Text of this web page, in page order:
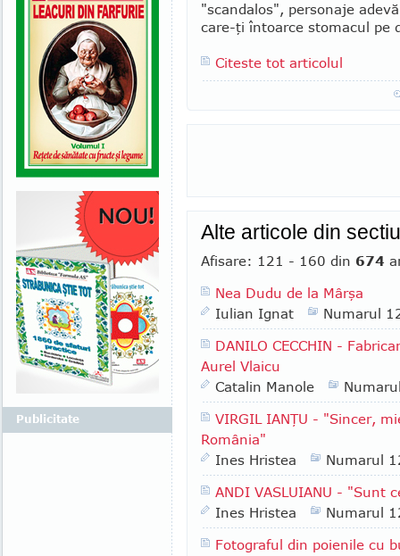
"scandalos", personaje
care-ţi întoarce stomacul pe
Citeste tot articolul
Alte articole din
Afisare: 121 - 160 din 674
Nea Dudu de la Mârşa
Iulian Ignat
Numarul
DANILO CECCHIN -
Aurel Vlaicu
Catalin Manole
VIRGIL IANŢU - "Sincer,
România"
Ines Hristea
Numarul
ANDI VASLUIANU - "Sunt
Ines Hristea
Numarul
Fotograful din poienile cu
Publicitate